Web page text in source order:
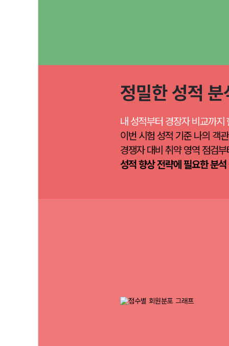
정밀한 성적
내 성적부터 경장자 비교까지
이번 시험 성적 기준 나의 객
경쟁자 대비 취약 영역 점검
성적 향상 전략에 필요한 분석